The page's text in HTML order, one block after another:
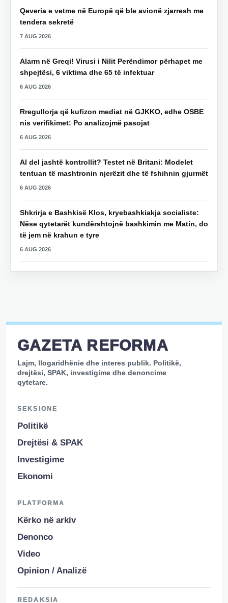
Qeveria e vetme në Europë që ble avionë zjarresh me
tendera sekretë
7 AUG 2026
Alarm në Greqi! Virusi i Nilit Perëndimor përhapet me
shpejtësi, 6 viktima dhe 65 të infektuar
6 AUG 2026
Rregullorja që kufizon mediat në GJKKO, edhe OSBE
nis verifikimet: Po analizojmë pasojat
6 AUG 2026
AI del jashtë kontrollit? Testet në Britani: Modelet
tentuan të mashtronin njerëzit dhe të fshihnin gjurmët
6 AUG 2026
Shkrirja e Bashkisë Klos, kryebashkiakja socialiste:
Nëse qytetarët kundërshtojnë bashkimin me Matin, do
të jem në krahun e tyre
6 AUG 2026
GAZETA REFORMA
Lajm, llogaridhënie dhe interes publik. Politikë,
drejtësi, SPAK, investigime dhe denoncime
qytetare.
SEKSIONE
Politikë
Drejtësi & SPAK
Investigime
Ekonomi
PLATFORMA
Kërko në arkiv
Denonco
Video
Opinion / Analizë
REDAKSIA